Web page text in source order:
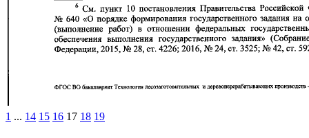
1 ... 14 15 16 17 18 19